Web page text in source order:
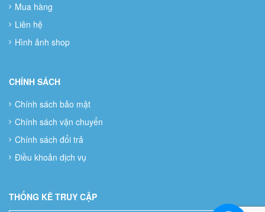
Mua hàng
Liên hệ
Hình ảnh shop
CHÍNH SÁCH
Chính sách bảo mật
Chính sách vận chuyển
Chính sách đổi trả
Điều khoản dịch vụ
THỐNG KÊ TRUY CẬP